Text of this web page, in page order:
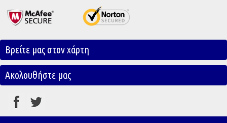
Βρείτε μας στον χάρτη
Ακολουθήστε μας